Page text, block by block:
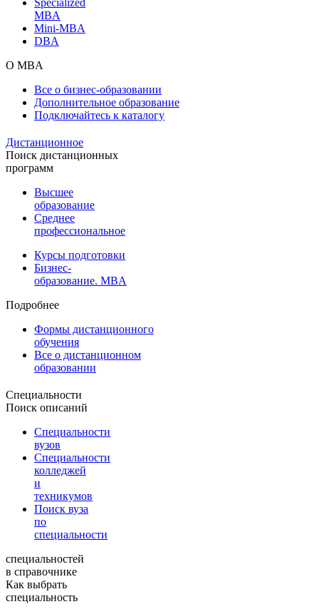
MBA
Mini-MBA
DBA
О MBA
Все о бизнес-образовании
Дополнительное образование
Подключайтесь к каталогу
Дистанционное
Поиск дистанционных
программ
Высшее
образование
Среднее
профессиональное
Курсы подготовки
Бизнес-
образование. MBA
Подробнее
Формы дистанционного
обучения
Все о дистанционном
образовании
Специальности
Поиск описаний
Специальности
вузов
Специальности
колледжей
и
техникумов
Поиск вуза
по
специальности
специальностей
в справочнике
Как выбрать
специальность